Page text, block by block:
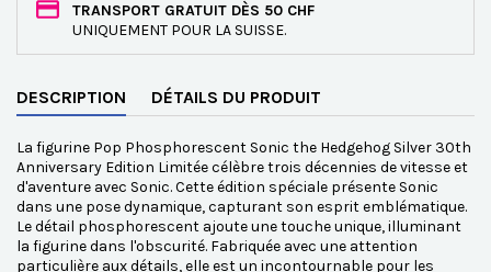
TRANSPORT GRATUIT DÈS 50 CHF
UNIQUEMENT POUR LA SUISSE.
DESCRIPTION DÉTAILS DU PRODUIT
La figurine Pop Phosphorescent Sonic the Hedgehog Silver 30th
Anniversary Edition Limitée célèbre trois décennies de vitesse et
d'aventure avec Sonic. Cette édition spéciale présente Sonic
dans une pose dynamique, capturant son esprit emblématique.
Le détail phosphorescent ajoute une touche unique, illuminant
la figurine dans l'obscurité. Fabriquée avec une attention
particulière aux détails, elle est un incontournable pour les